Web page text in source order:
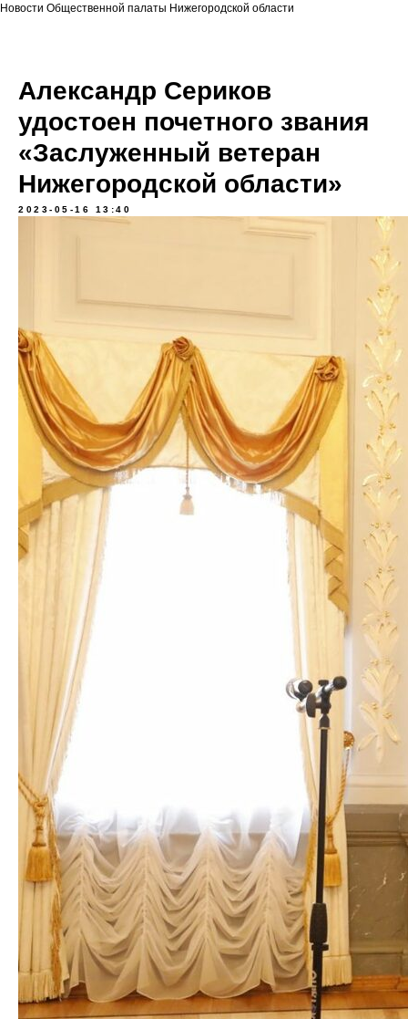
Новости Общественной палаты Нижегородской области
Александр Сериков
удостоен почетного звания
«Заслуженный ветеран
Нижегородской области»
2023-05-16 13:40